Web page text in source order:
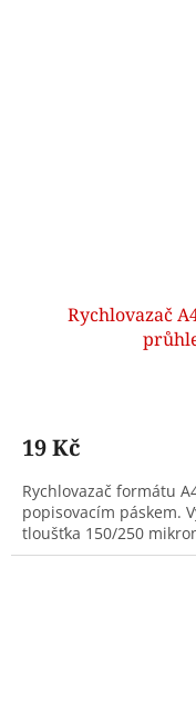
Rychlovazač
19 Kč
Rychlovazač formátu
popisovacím páskem.
tloušťka 150/250